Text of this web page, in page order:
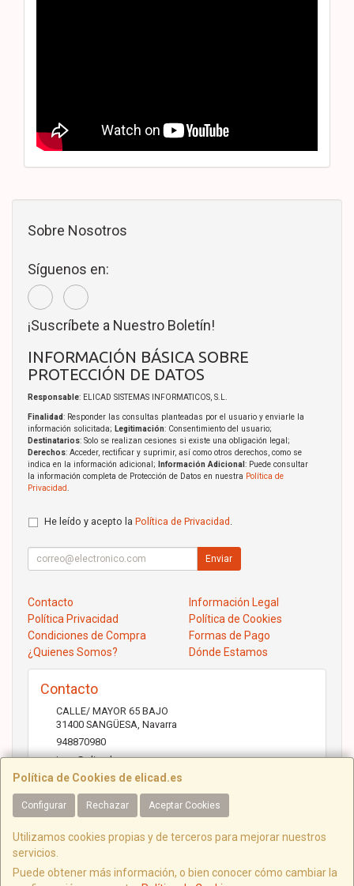
Política de Cookies de elicad.es
Configurar Rechazar Aceptar Cookies
Utilizamos cookies propias y de terceros para mejorar nuestros
servicios.
Puede obtener más información, o bien conocer cómo cambiar la
Sobre Nosotros
Síguenos en:
¡Suscríbete a Nuestro Boletín!
INFORMACIÓN BÁSICA SOBRE
PROTECCIÓN DE DATOS
Responsable: ELICAD SISTEMAS INFORMATICOS, S.L.
Finalidad: Responder las consultas planteadas por el usuario y enviarle la
información solicitada; Legitimación: Consentimiento del usuario;
Destinatarios: Solo se realizan cesiones si existe una obligación legal;
Derechos: Acceder, rectificar y suprimir, así como otros derechos, como se
indica en la información adicional;
Información Adicional : Puede consultar
la información completa de Protección de Datos en nuestra Política de
Privacidad
He leído y acepto la Política de Privacidad
Enviar
Contacto
Información Legal
Política Privacidad
Política de Cookies
Condiciones de Compra
Formas de Pago
¿Quienes Somos?
Dónde Estamos
Contacto
CALLE/ MAYOR 65 BAJO
31400 SANGÜESA Navarra
948870980
jose@elicad.com
Horario
Lunes a Viernes 9:30 a 20:00 Sábados 10.00 a 14.00